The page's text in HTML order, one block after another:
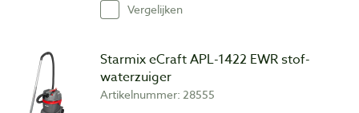
Vergelijken
Starmix eCraft APL-1422 EWR stof-
waterzuiger
Artikelnummer: 28555